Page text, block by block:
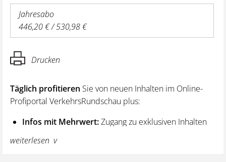
Jahresabo
446,20 € / 530,98 €
Drucken
Täglich profitieren Sie von neuen Inhalten im Online-
Profiportal VerkehrsRundschau plus:
Infos mit Mehrwert:Zugang zu exklusiven Inhalten
und Hintergrundwissen – von aktuellen Regelungen
wie z. B. bei den Lenk- und Ruhezeiten,
weiterlesen